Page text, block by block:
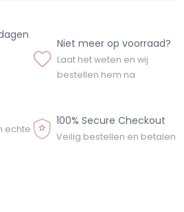
Niet meer op voorraad?
Laat het weten en wij
bestellen hem na
echte
100% Secure Checkout
Veilig bestellen en betalen